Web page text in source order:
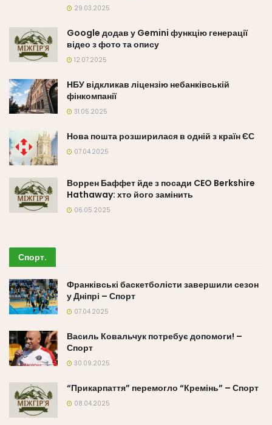
29.03.2025
Google додав у Gemini функцію генерації
відео з фото та опису
12.07.2025
НБУ відкликав ліцензію небанківській
фінкомпанії
31.05.2025
Нова пошта розширилася в одній з країн ЄС
07.04.2025
Воррен Баффет йде з посади CEO Berkshire
Hathaway: хто його замінить
06.05.2025
Спорт.
Франківські баскетболісти завершили сезон
у Дніпрі – Спорт
07.04.2025
Василь Ковальчук потребує допомоги! –
Спорт
30.09.2025
“Прикарпаття” перемогло “Кремінь” – Спорт
08.04.2025